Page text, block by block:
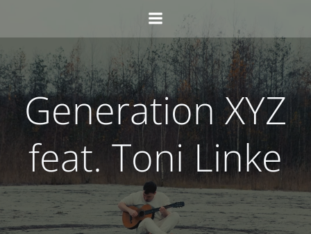
to
content
Generation XYZ
feat. Toni Linke